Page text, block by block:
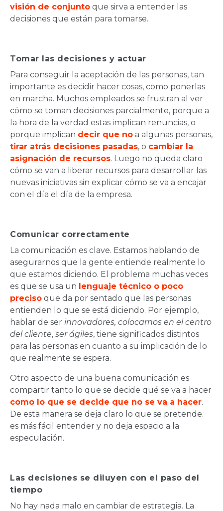
visión de conjunto que sirva a entender las
decisiones que están para tomarse.
Tomar las decisiones y actuar
Para conseguir la aceptación de las personas, tan
importante es decidir hacer cosas, como ponerlas
en marcha. Muchos empleados se frustran al ver
cómo se toman decisiones parcialmente, porque a
la hora de la verdad estas implican renuncias, o
porque implican decir que no a algunas personas,
tirar atrás decisiones pasadas, o cambiar la
asignación de recursos. Luego no queda claro
cómo se van a liberar recursos para desarrollar las
nuevas iniciativas sin explicar cómo se va a encajar
con el día el día de la empresa.
Comunicar correctamente
La comunicación es clave. Estamos hablando de
asegurarnos que la gente entiende realmente lo
que estamos diciendo. El problema muchas veces
es que se usa un lenguaje técnico o poco
preciso que da por sentado que las personas
entienden lo que se está diciendo. Por ejemplo,
hablar de ser innovadores, colocarnos en el centro
del cliente, ser ágiles, tiene significados distintos
para las personas en cuanto a su implicación de lo
que realmente se espera.
Otro aspecto de una buena comunicación es
compartir tanto lo que se decide qué se va a hacer
como lo que se decide que no se va a hacer.
De esta manera se deja claro lo que se pretende.
es más fácil entender y no deja espacio a la
especulación.
Las decisiones se diluyen con el paso del
tiempo
No hay nada malo en cambiar de estrategia. La